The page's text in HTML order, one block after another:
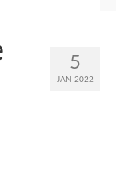
5
JAN 2022